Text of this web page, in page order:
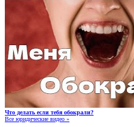
Что делать если тебя обокрали?
Все юридические видео »